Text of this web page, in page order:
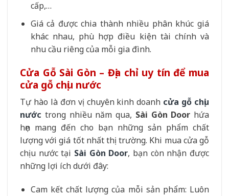
cấp,…
Giá cả được chia thành nhiều phân khúc giá
khác nhau, phù hợp điều kiện tài chính và
nhu cầu riêng của mỗi gia đình.
Cửa Gỗ Sài Gòn – Địa chỉ uy tín để mua
cửa gỗ chịu nước
Tự hào là đơn vị chuyên kinh doanh cửa gỗ chịu
nước trong nhiều năm qua, Sài Gòn Door hứa
hẹn mang đến cho bạn những sản phẩm chất
lượng với giá tốt nhất thị trường. Khi mua cửa gỗ
chịu nước tại Sài Gòn Door, bạn còn nhận được
những lợi ích dưới đây:
Cam kết chất lượng của mỗi sản phẩm: Luôn